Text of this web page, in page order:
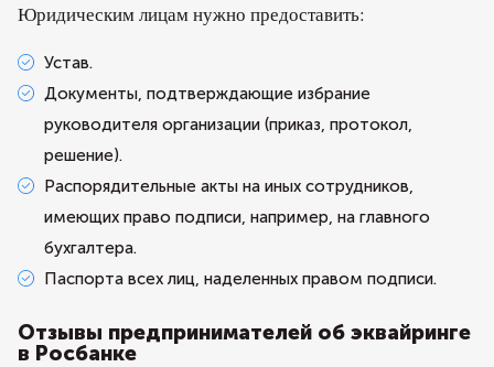
Юридическим лицам нужно предоставить:
Устав.
Документы, подтверждающие избрание
руководителя организации (приказ, протокол,
решение).
Распорядительные акты на иных сотрудников,
имеющих право подписи, например, на главного
бухгалтера.
Паспорта всех лиц, наделенных правом подписи.
Отзывы предпринимателей об эквайринге
в Росбанке